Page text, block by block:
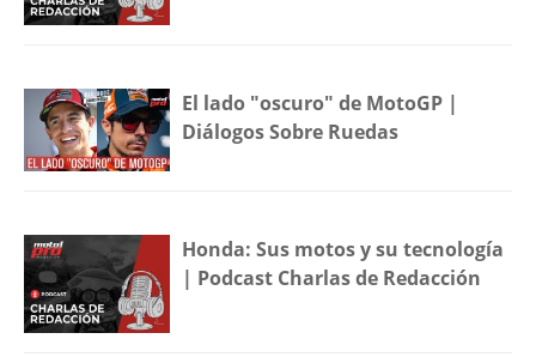
El lado "oscuro" de MotoGP |
Diálogos Sobre Ruedas
Honda: Sus motos y su tecnología
| Podcast Charlas de Redacción